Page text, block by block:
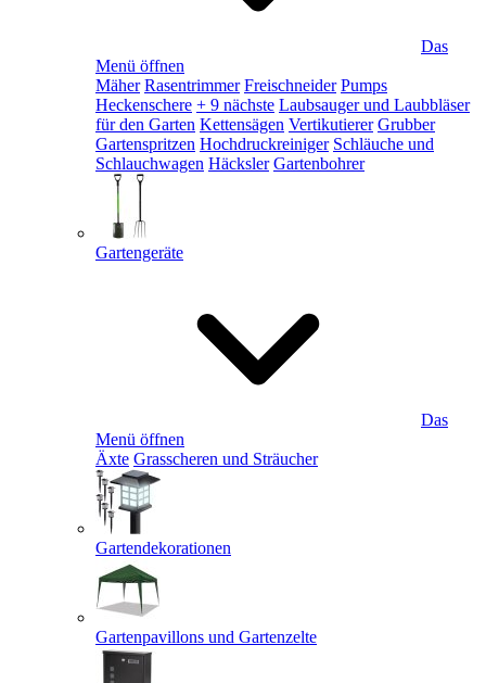
Das
Menü öffnen
Mäher Rasentrimmer Freischneider Pumps
Heckenschere + 9 nächste Laubsauger und Laubbläser
für den Garten Kettensägen Vertikutierer Grubber
Gartenspritzen Hochdruckreiniger Schläuche und
Schlauchwagen Häcksler Gartenbohrer
Gartengeräte
Das
Menü öffnen
Äxte Grasscheren und Sträucher
Gartendekorationen
Gartenpavillons und Gartenzelte